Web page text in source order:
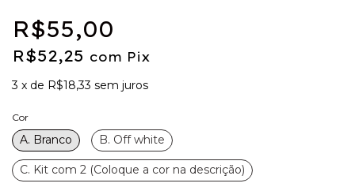
R$55,00
R$52,25 com Pix
3 x de R$18,33 sem juros
Cor
A. Branco B. Off white
C. Kit com 2 (Coloque a cor na descrição)